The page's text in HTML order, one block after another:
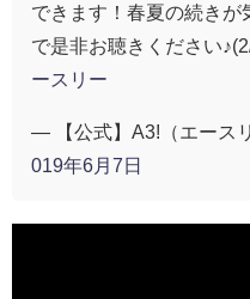
できます！春夏の続き
で是非お聴きください
ースリー
— 【公式】A3!（エース
019年6月7日